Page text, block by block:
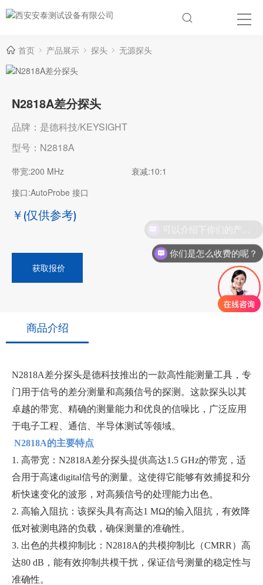
首页 产品展示 探头 无源探头
N2818A差分探头
品牌：是德科技/KEYSIGHT
型号：N2818A
带宽:200 MHz
衰减:10:1
接口:AutoProbe 接口
￥ (仅供参考)
获取报价
商品介绍
N2818A差分探头是德科技推出的一款高性能测量工具，专
门用于信号的差分测量和高频信号的探测。这款探头以其
卓越的带宽、精确的测量能力和优良的信噪比，广泛应用
于电子工程、通信、半导体测试等领域。
N2818A的主要特点
1. 高带宽：N2818A差分探头提供高达1.5 GHz的带宽，适
合用于高速digital信号的测量。这使得它能够有效捕捉和分
析快速变化的波形，对高频信号的处理能力出色。
2. 高输入阻抗：该探头具有高达1 MΩ的输入阻抗，有效降
低对被测电路的负载，确保测量的准确性。
3. 出色的共模抑制比：N2818A的共模抑制比（CMRR）高
达80 dB，能有效抑制共模干扰，保证信号测量的稳定性与
准确性。
你们是怎么收费的呢？